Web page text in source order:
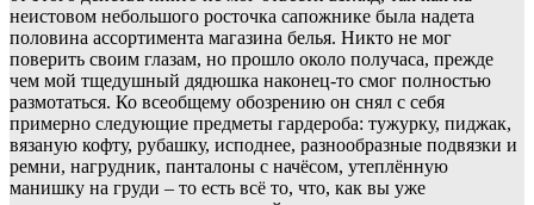
неистовом небольшого росточка сапожнике была надета
половина ассортимента магазина белья. Никто не мог
поверить своим глазам, но прошло около получаса, прежде
чем мой тщедушный дядюшка наконец-то смог полностью
размотаться. Ко всеобщему обозрению он снял с себя
примерно следующие предметы гардероба: тужурку, пиджак,
вязаную кофту, рубашку, исподнее, разнообразные подвязки и
ремни, нагрудник, панталоны с начёсом, утеплённую
манишку на груди – то есть всё то, что, как вы уже